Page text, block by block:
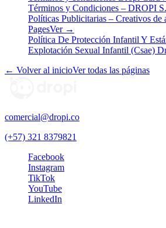
Términos y Condiciones – DROPI
Políticas Publicitarias – Creativos
PagesVer →
Política De Protección Infantil Y
Explotación Sexual Infantil (Csae)
← Volver al inicioVer todas las páginas
comercial@dropi.co
(+57) 321 8379821
Facebook
Instagram
TikTok
YouTube
LinkedIn